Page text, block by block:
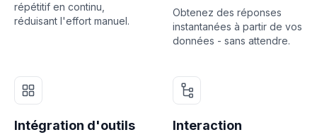
répétitif en continu,
réduisant l'effort manuel.
Obtenez des réponses
instantanées à partir de vos
données - sans attendre.
Intégration d'outils
Interaction